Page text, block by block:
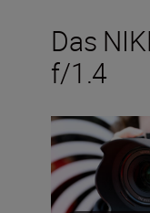
Das
f/1.4
Das neue